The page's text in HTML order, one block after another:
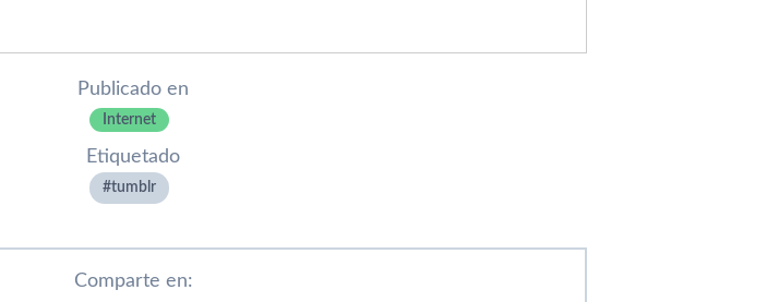
Publicado en
Internet
Etiquetado
tumblr
Comparte en: